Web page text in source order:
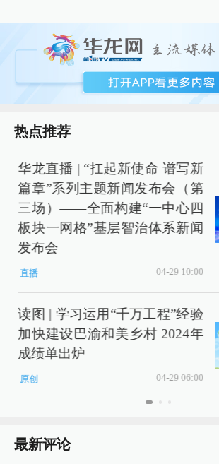
热点推荐
华龙直播 | “扛起新使命 谱写新
篇章”系列主题新闻发布会（第
三场）——全面构建“一中心四
板块一网格”基层智治体系新闻
发布会
直播 04-29 10:00
读图 | 学习运用“千万工程”经验
加快建设巴渝和美乡村 2024年
成绩单出炉
原创 04-29 06:00
最新评论